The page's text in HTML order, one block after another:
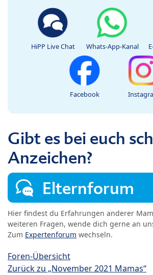
HiPP Live Chat Whats-App-Kanal
Facebook
Gibt es bei euch
Anzeichen?
Elternforum
Hier findest du Erfahrungen anderer
weiteren Fragen, wende dich gerne an
Zum Expertenforum wechseln.
Foren-Übersicht
Zurück zu „November 2021 Mamas“